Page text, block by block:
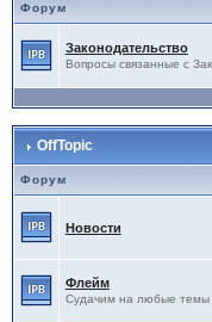
Форум
Законодательство
Вопросы связанные с
OffTopic
Форум
Новости
Флейм
Судачим на любые темы